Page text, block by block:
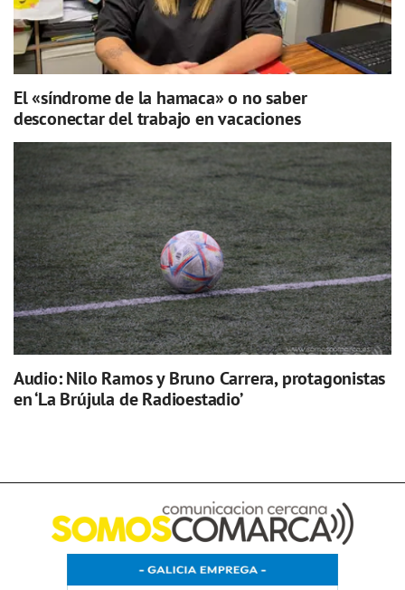
El «síndrome de la hamaca» o no saber
desconectar del trabajo en vacaciones
Audio: Nilo Ramos y Bruno Carrera, protagonistas
en ‘La Brújula de Radioestadio’